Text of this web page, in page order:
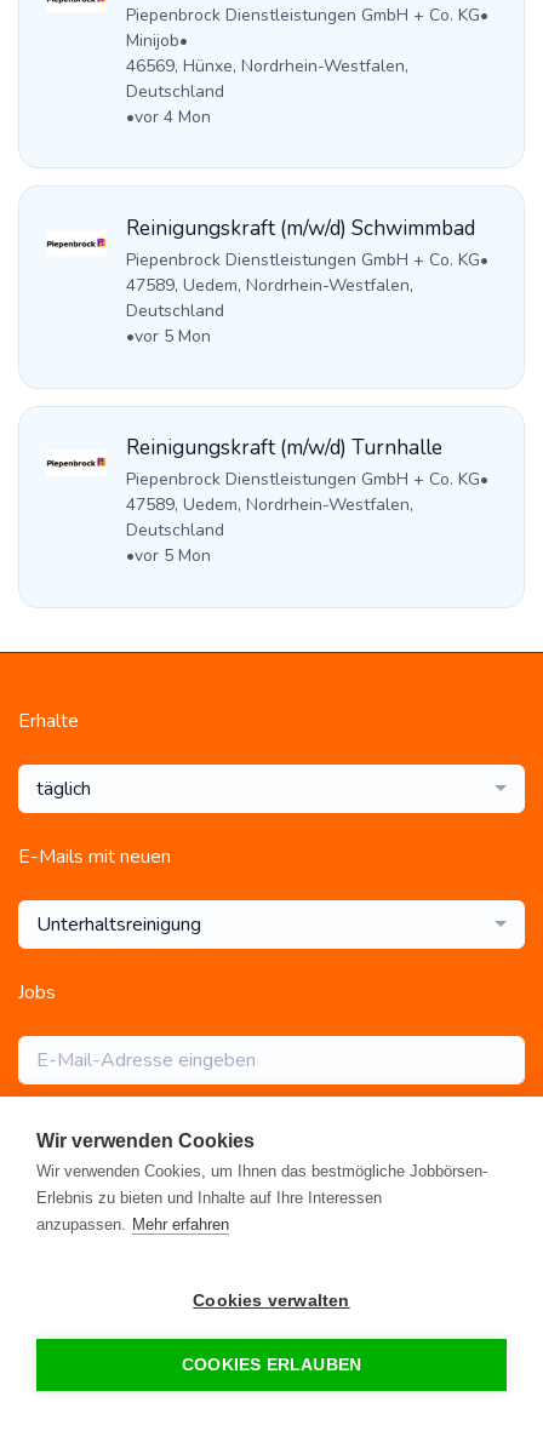
Piepenbrock Dienstleistungen GmbH + Co. KG•
Minijob•
46569, Hünxe, Nordrhein-Westfalen,
Deutschland
•vor 4 Mon
Reinigungskraft (m/w/d) Schwimmbad
Piepenbrock Dienstleistungen GmbH + Co. KG•
47589, Uedem, Nordrhein-Westfalen,
Deutschland
•vor 5 Mon
Reinigungskraft (m/w/d) Turnhalle
Piepenbrock Dienstleistungen GmbH + Co. KG•
47589, Uedem, Nordrhein-Westfalen,
Deutschland
•vor 5 Mon
Erhalte
täglich
E-Mails mit neuen
Unterhaltsreinigung
Jobs
Abonnieren
Alle Jobs Blog Rahmen- und Lohntarifvertrag
Datenschutz•FAQ•Impressum
© 2026 www.gebaeudereinigung.com - ein Projekt der Saubere
Portale GmbH
Wir verwenden Cookies
Wir verwenden Cookies, um Ihnen das bestmögliche Jobbörsen-
Erlebnis zu bieten und Inhalte auf Ihre Interessen
anzupassen. Mehr erfahren
Cookies verwalten
COOKIES ERLAUBEN